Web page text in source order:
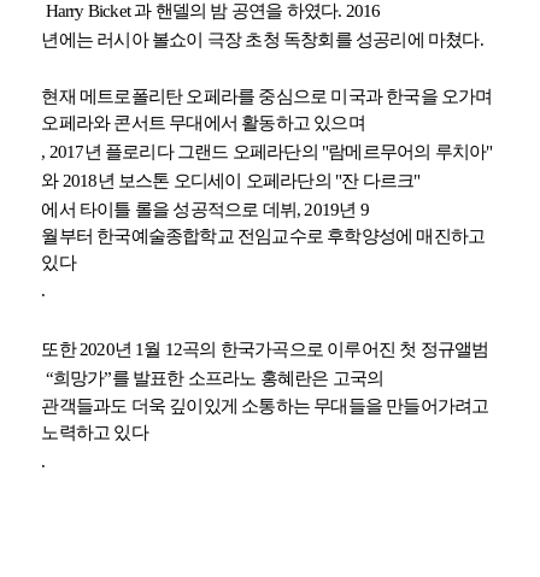
Harry Bicket과 핸델의 밤 공연을 하였다. 2016
년에는 러시아 볼쇼이 극장 초청 독창회를 성공리에 마쳤다.
현재 메트로폴리탄 오페라를 중심으로 미국과 한국을 오가며
오페라와 콘서트 무대에서 활동하고 있으며
, 2017년 플로리다 그랜드 오페라단의 "람메르무어의 루치아"
와2018년 보스톤 오디세이 오페라단의 "잔 다르크"
에서 타이틀 롤을 성공적으로 데뷔 , 2019년 9
월부터 한국예술종합학교 전임교수로 후학양성에 매진하고
있다
.
또한2020년 1월 12곡의 한국가곡으로 이루어진 첫 정규앨범
“희망가”를 발표한 소프라노 홍혜란은 고국의
관객들과도 더욱 깊이있게 소통하는 무대들을 만들어가려고
노력하고 있다
.